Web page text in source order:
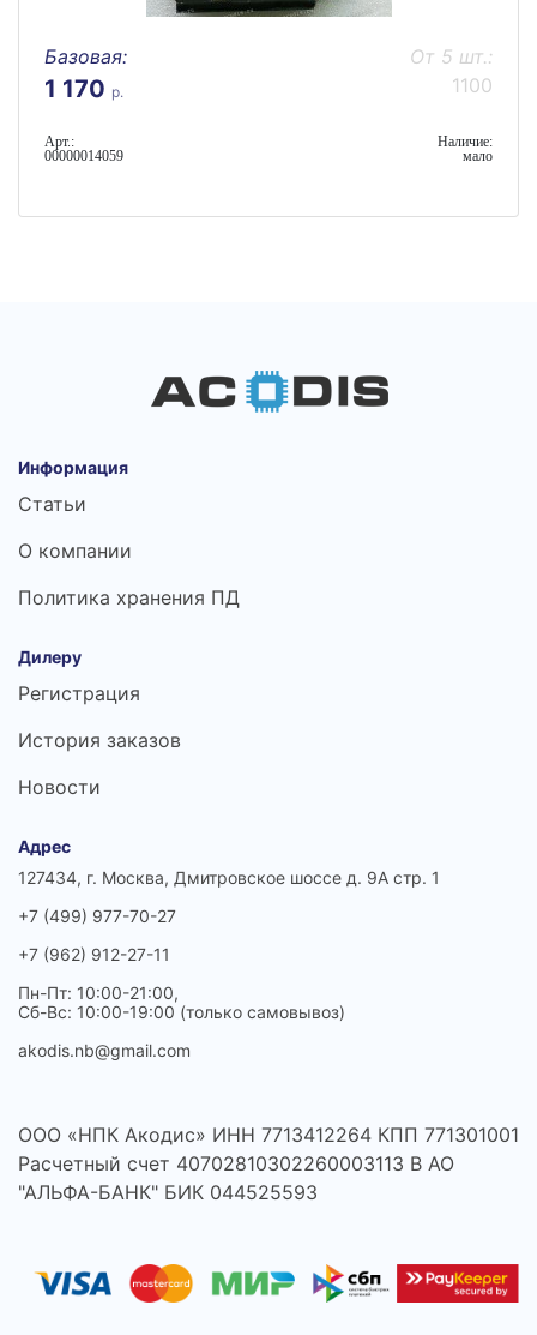
Базовая:
1 170 р.
От 5 шт.:
1100
Арт.:
00000014059
Наличие:
мало
Информация
Статьи
О компании
Политика хранения ПД
Дилеру
Регистрация
История заказов
Новости
Адрес
127434, г. Москва, Дмитровское шоссе д. 9А стр. 1
+7 (499) 977-70-27
+7 (962) 912-27-11
Пн-Пт: 10:00-21:00,
Сб-Вс: 10:00-19:00 (только самовывоз)
akodis.nb@gmail.com
ООО «НПК Акодис» ИНН 7713412264 КПП 771301001
Расчетный счет 40702810302260003113 В АО
"АЛЬФА-БАНК" БИК 044525593